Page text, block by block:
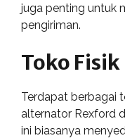
juga penting untuk
pengiriman.
Toko Fisik
Terdapat berbagai
alternator Rexford
ini biasanya